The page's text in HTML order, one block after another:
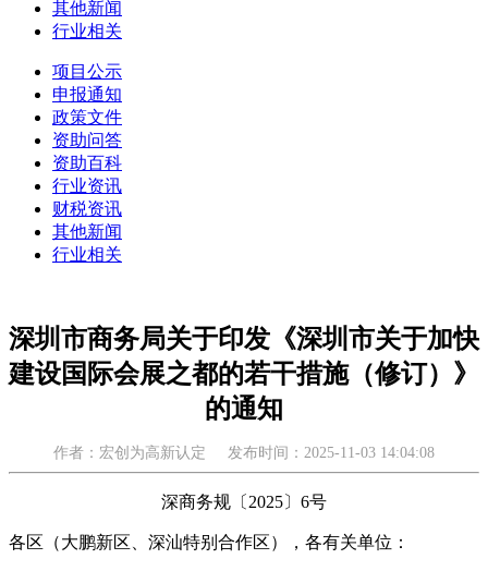
其他新闻
行业相关
项目公示
申报通知
政策文件
资助问答
资助百科
行业资讯
财税资讯
其他新闻
行业相关
深圳市商务局关于印发《深圳市关于加快
建设国际会展之都的若干措施（修订）》
的通知
作者：宏创为高新认定 发布时间：2025-11-03 14:04:08
深商务规〔2025〕6号
各区（大鹏新区、深汕特别合作区），各有关单位：